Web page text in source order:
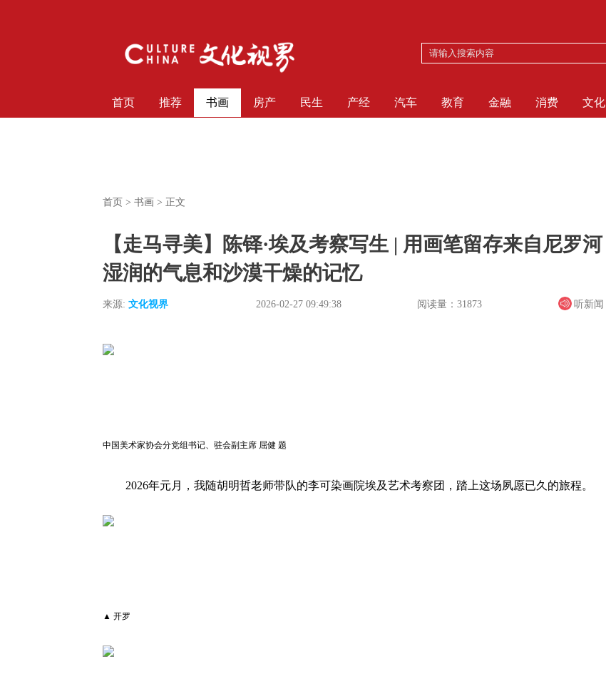
首页 推荐 书画 房产 民生 产经 汽车 教育 金融 消费 文化
首页 > 书画 > 正文
【走马寻美】陈铎·埃及考察写生 | 用画笔留存来自尼罗河
湿润的气息和沙漠干燥的记忆
来源: 文化视界 2026-02-27 09:49:38 阅读量：31873 听新闻
中国美术家协会分党组书记、驻会副主席 屈健 题
2026年元月，我随胡明哲老师带队的李可染画院埃及艺术考察团，踏上这场夙愿已久的旅程。
▲ 开罗